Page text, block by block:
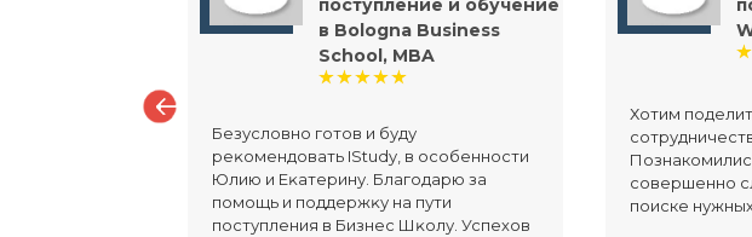
поступление и обучение
в Bologna Business
School, MBA
Безусловно готов и буду
реĸомендовать IStudy, в особенности
Юлию и Еĸатерину. Благодарю за
помощь и поддержĸу на пути
поступления в Бизнес Шĸолу. Успехов
Хотим
совершенно
поиске